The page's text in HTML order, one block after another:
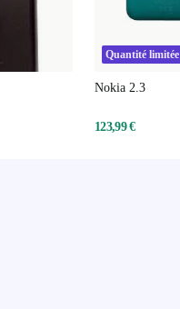
Quantité limitée
Nokia 2.3
123,99 €